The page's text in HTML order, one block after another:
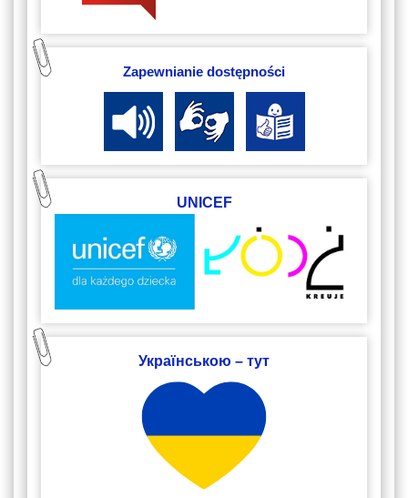
Zapewnianie dostępności
UNICEF
Українською – тут